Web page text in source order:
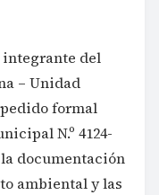
integrante del
– Unidad
formal
N.º 4124-
la documentación
ambiental y las